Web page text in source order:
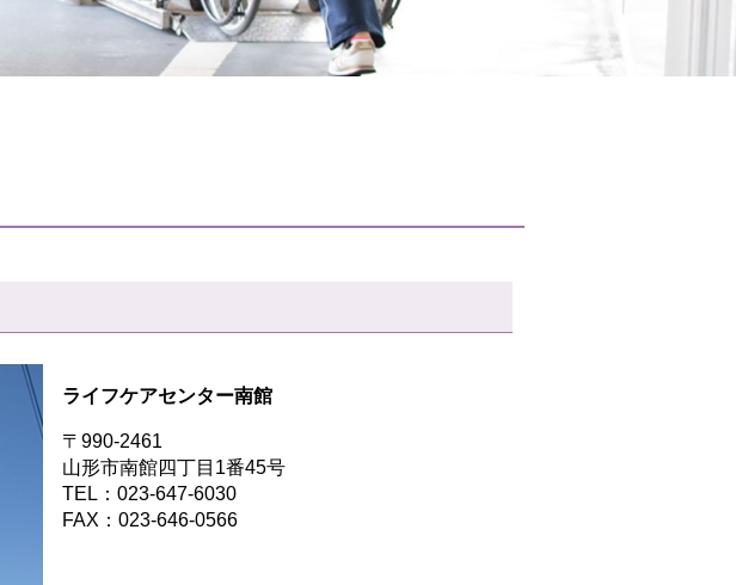
ライフケアセンター南館
〒990-2461
山形市南館四丁目1番45号
TEL：023-647-6030
FAX：023-646-0566